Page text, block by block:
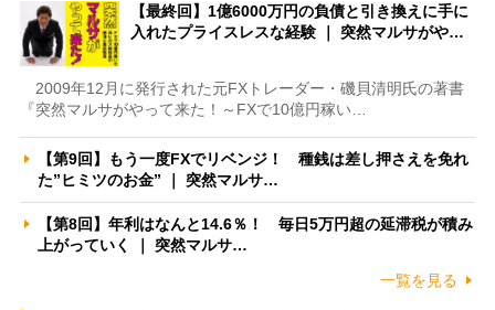
【最終回】1億6000万円の負債と引き換えに手に
入れたプライスレスな経験 ｜ 突然マルサがや…
2009年12月に発行された元FXトレーダー・磯貝清明氏の著書
『突然マルサがやって来た！～FXで10億円稼い…
【第9回】もう一度FXでリベンジ！ 種銭は差し押さえを免れ
た”ヒミツのお金” ｜ 突然マルサ…
【第8回】年利はなんと14.6％！ 毎日5万円超の延滞税が積み
上がっていく ｜ 突然マルサ…
一覧を見る